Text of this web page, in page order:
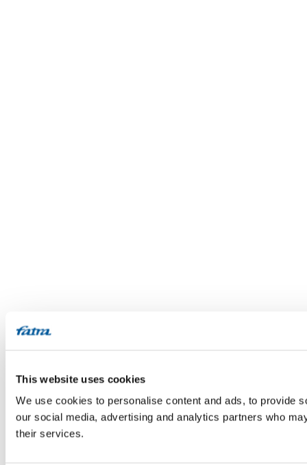
This website uses cookies
We use cookies to personalise content and ads, to provide
our social media, advertising and analytics partners who
their services.